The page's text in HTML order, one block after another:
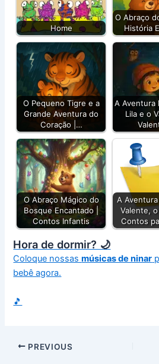
Home
O Abraço
História
O Pequeno Tigre e a
Grande Aventura do
Coração |…
A Aventura
Lila e o
O Abraço Mágico do
Bosque Encantado |
Contos Infantis
A
Valente, o
Contos
Hora de dormir? 🌙
Coloque nossasmúsicas de ninar
bebê agora.
🎵
PREVIOUS